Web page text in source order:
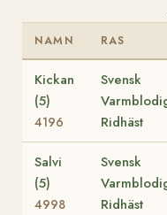
NAMN RAS
Kickan
(5)
4196
Svensk
Ridhäst
Salvi
(5)
4998
Svensk
Ridhäst